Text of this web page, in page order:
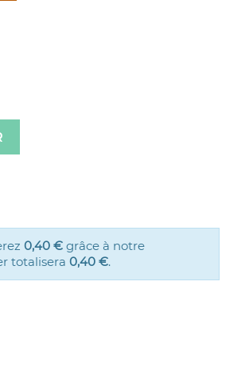
0,40 € grâce à notre
totalisera 0,40 €.